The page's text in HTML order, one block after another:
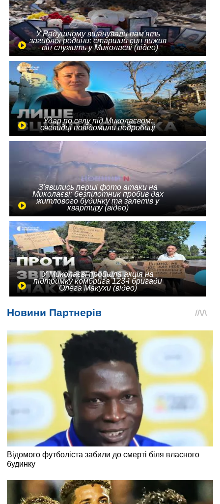
У Радушному вшанували пам'ять
загиблої родини: старший син вижив
- він служить у Миколаєві (відео)
Удар по селу під Миколаєвом:
очевидці повідомили подробиці
З'явились перші фото атаки на
Миколаєві: безпілотник пробив дах
житлового будинку та залетів у
квартиру (відео)
У Миколаєві пройшла акція на
підтримку комбрига 123-ї бригади
Олега Макухи (відео)